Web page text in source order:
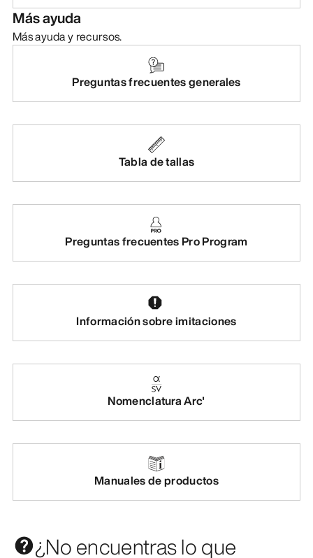
Más ayuda
Más ayuda y recursos.
Preguntas frecuentes generales
Tabla de tallas
Preguntas frecuentes Pro Program
Información sobre imitaciones
Nomenclatura Arc'
Manuales de productos
¿No encuentras lo que